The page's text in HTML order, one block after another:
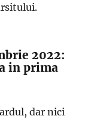
2022:
in prima
dar nici